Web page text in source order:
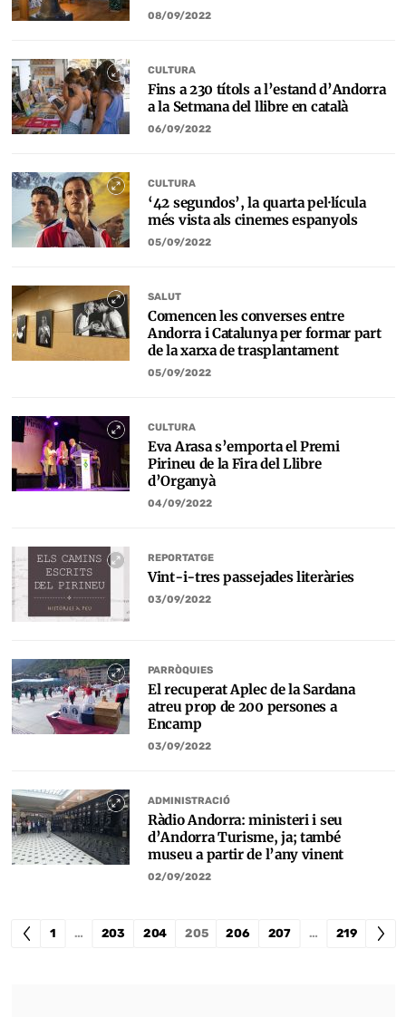
08/09/2022
CULTURA
Fins a 230 títols a l’estand d’Andorra
a la Setmana del llibre en català
06/09/2022
CULTURA
‘42 segundos’, la quarta pel·lícula
més vista als cinemes espanyols
05/09/2022
SALUT
Comencen les converses entre
Andorra i Catalunya per formar part
de la xarxa de trasplantament
05/09/2022
CULTURA
Eva Arasa s’emporta el Premi
Pirineu de la Fira del Llibre
d’Organyà
04/09/2022
REPORTATGE
Vint-i-tres passejades literàries
03/09/2022
PARRÒQUIES
El recuperat Aplec de la Sardana
atreu prop de 200 persones a
Encamp
03/09/2022
ADMINISTRACIÓ
Ràdio Andorra: ministeri i seu
d’Andorra Turisme, ja; també
museu a partir de l’any vinent
02/09/2022
1 … 203 204 205 206 207 … 219